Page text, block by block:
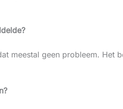
meestal geen probleem. Het